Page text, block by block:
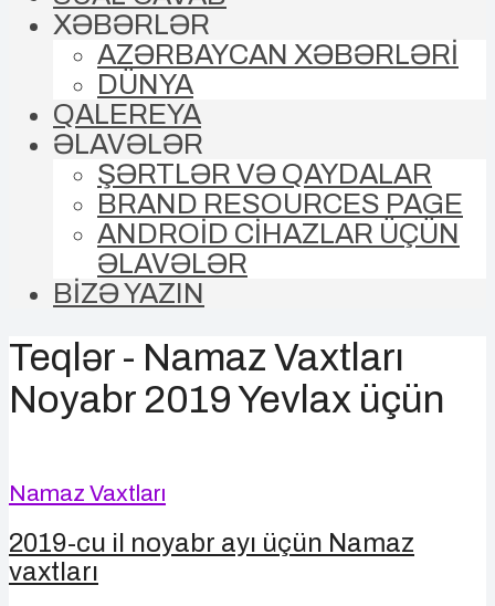
XƏBƏRLƏR
AZƏRBAYCAN XƏBƏRLƏRİ
DÜNYA
QALEREYA
ƏLAVƏLƏR
ŞƏRTLƏR VƏ QAYDALAR
BRAND RESOURCES PAGE
ANDROİD CİHAZLAR ÜÇÜN
ƏLAVƏLƏR
BİZƏ YAZIN
Teqlər - Namaz Vaxtları
Noyabr 2019 Yevlax üçün
Namaz Vaxtları
2019-cu il noyabr ayı üçün Namaz
vaxtları